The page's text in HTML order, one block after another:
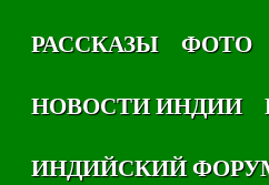
РАССКАЗЫ
ФОТО
НОВОСТИ ИНДИИ
ИНДИЙСКИЙ